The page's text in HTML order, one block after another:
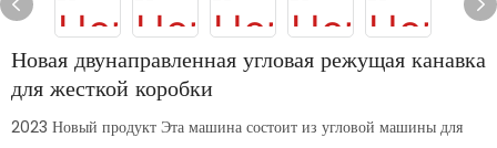
Новая двунаправленная угловая режущая канавка
для жесткой коробки
2023 Новый продукт Эта машина состоит из угловой машины для